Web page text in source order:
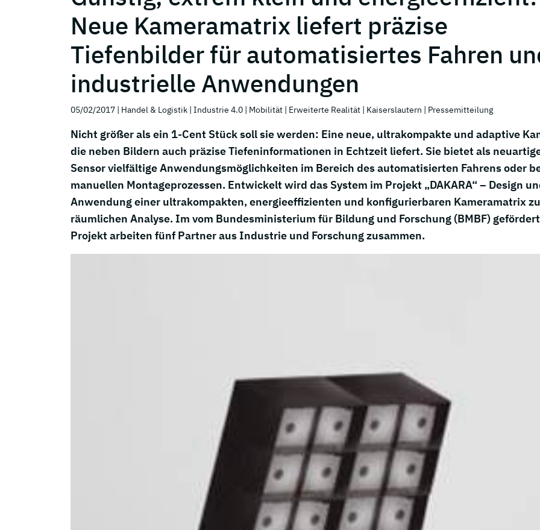
Neue Kameramatrix liefert präzise
Tiefenbilder für automatisiertes Fahren
industrielle Anwendungen
05/02/2017 | Handel & Logistik | Industrie 4.0 | Mobilität | Erweiterte Realität | Kaiserslautern | Pressemitteilung
Nicht größer als ein 1-Cent Stück soll sie werden: Eine neue, ultrakompakte und adaptive
die neben Bildern auch präzise Tiefeninformationen in Echtzeit liefert. Sie bietet als
Sensor vielfältige Anwendungsmöglichkeiten im Bereich des automatisierten Fahrens oder
manuellen Montageprozessen. Entwickelt wird das System im Projekt „DAKARA“ – Design
Anwendung einer ultrakompakten, energieeffizienten und konfigurierbaren Kameramatrix
räumlichen Analyse. Im vom Bundesministerium für Bildung und Forschung (BMBF)
Projekt arbeiten fünf Partner aus Industrie und Forschung zusammen.